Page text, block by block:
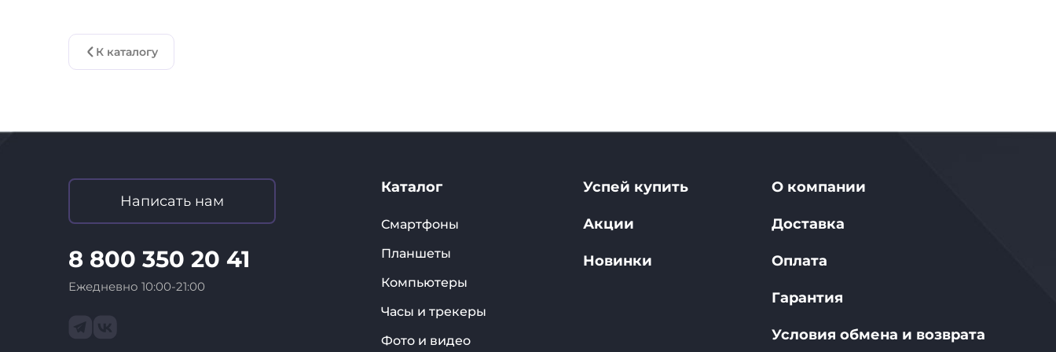
К каталогу
Написать нам
8 800 350 20 41
Ежедневно 10:00-21:00
Каталог
Смартфоны
Планшеты
Компьютеры
Часы и трекеры
Фото и видео
Успей купить
Акции
Новинки
О компании
Доставка
Оплата
Гарантия
Условия обмена и возврата